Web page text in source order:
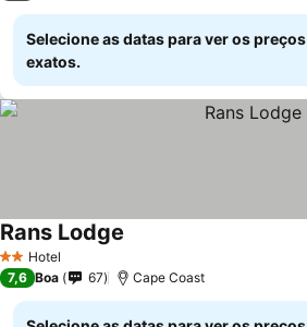
Selecione as datas para ver os preços
exatos.
2 Estrelas
Hotel
Rans Lodge
7,6 Boa 67 Cape Coast